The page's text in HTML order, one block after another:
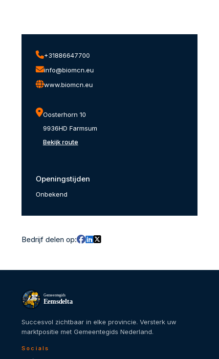
+31886647700
info@biomcn.eu
www.biomcn.eu
Oosterhorn 10
9936HD Farmsum
Bekijk route
Openingstijden
Onbekend
Bedrijf delen op:
Gemeentegids
Eemsdelta
Succesvol zichtbaar in elke provincie. Versterk uw
marktpositie met Gemeentegids Nederland.
Socials